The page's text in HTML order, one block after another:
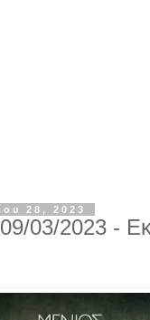
28, 2023
03/2023 -